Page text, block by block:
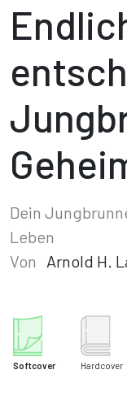
Dein
Leben
Von
Arnold H.
Softcover Hardcover